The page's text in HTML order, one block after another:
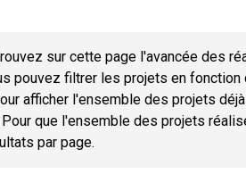
sur cette page l'avancée des
pouvez filtrer les projets en fonction
afficher l'ensemble des projets
que l'ensemble des projets
par page.